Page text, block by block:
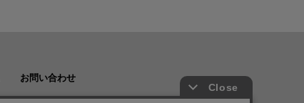
お問い合わせ